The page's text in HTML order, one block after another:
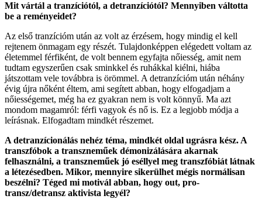
Mit vártál a tranzíciótól, a detranzíciótól? Mennyiben váltotta
be a reményeidet?
Az első tranzícióm után az volt az érzésem, hogy mindig el kell
rejtenem önmagam egy részét. Tulajdonképpen elégedett voltam az
életemmel férfiként, de volt bennem egyfajta nőiesség, amit nem
tudtam egyszerűen csak sminkkel és ruhákkal kiélni, hiába
játszottam vele továbbra is örömmel. A detranzícióm után néhány
évig újra nőként éltem, ami segített abban, hogy elfogadjam a
nőiességemet, még ha ez gyakran nem is volt könnyű. Ma azt
mondom magamról: férfi vagyok és nő is. Ez a legjobb módja a
leírásnak. Elfogadtam mindkét részemet.
A detranzícionálás nehéz téma, mindkét oldal ugrásra kész. A
transzfóbok a transzneműek démonizálására akarnak
felhasználni, a transzneműek jó eséllyel meg transzfóbiát látnak
a létezésedben. Mikor, mennyire sikerülhet mégis normálisan
beszélni? Téged mi motivál abban, hogy out, pro-
transz/detransz aktivista legyél?